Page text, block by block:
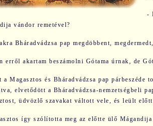
-
vándor remetével?
Bháradvádzsa pap megdöbbent,
erről akartam beszámolni Gótama úrnak, de
a Magasztos és Bháradvádzsa pap
elvetődött a Bháradvádzsa-nemzetségbeli
üdvözlő szavakat váltott vele, és leült
így szólította meg az előtte ülő